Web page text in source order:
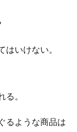
いけない。
。
るような商品は